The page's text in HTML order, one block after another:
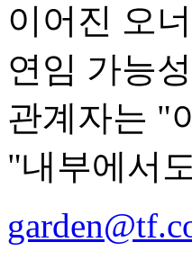
이어진 오
연임 가능
관계자는 "
"내부에서